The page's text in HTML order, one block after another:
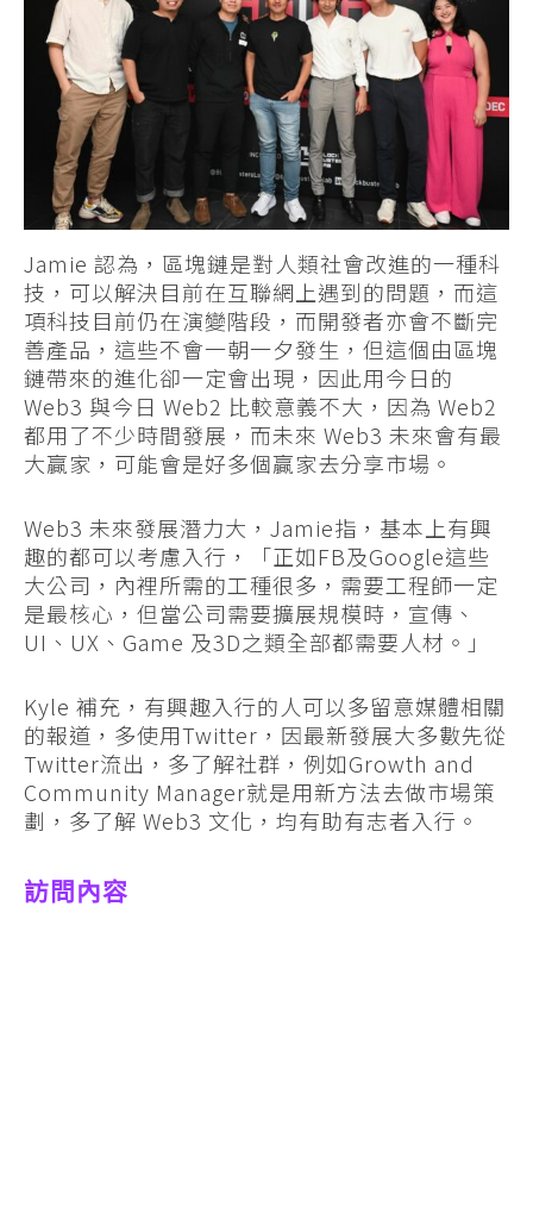
Jamie 認為，區塊鏈是對人類社會改進的一種科
技，可以解決目前在互聯網上遇到的問題，而這
項科技目前仍在演變階段，而開發者亦會不斷完
善產品，這些不會一朝一夕發生，但這個由區塊
鏈帶來的進化卻一定會出現，因此用今日的
Web3 與今日 Web2 比較意義不大，因為 Web2
都用了不少時間發展，而未來 Web3 未來會有最
大贏家，可能會是好多個贏家去分享市場。
Web3 未來發展潛力大， Jamie指，基本上有興
趣的都可以考慮入行，「正如FB及Google這些
大公司，內裡所需的工種很多，需要工程師一定
是最核心，但當公司需要擴展規模時，宣傳、
UI 、 UX 、 Game 及3D之類全部都需要人材。」
Kyle 補充，有興趣入行的人可以多留意媒體相關
的報道，多使用Twitter ，因最新發展大多數先從
Twitter流出，多了解社群，例如Growth and
Community Manager就是用新方法去做市場策
劃，多了解 Web3 文化，均有助有志者入行。
訪問內容